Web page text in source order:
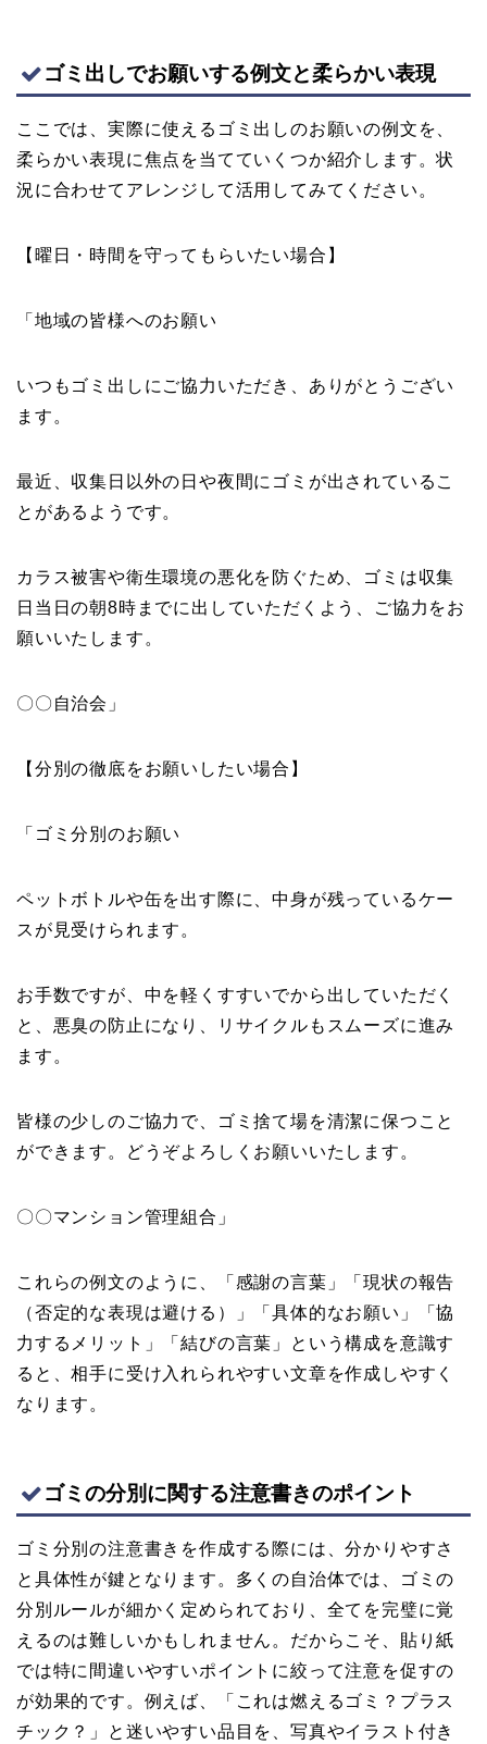
ゴミ出しでお願いする例文と柔らかい表現
ここでは、実際に使えるゴミ出しのお願いの例文を、
柔らかい表現に焦点を当てていくつか紹介します。状
況に合わせてアレンジして活用してみてください。
【曜日・時間を守ってもらいたい場合】
「地域の皆様へのお願い
いつもゴミ出しにご協力いただき、ありがとうござい
ます。
最近、収集日以外の日や夜間にゴミが出されているこ
とがあるようです。
カラス被害や衛生環境の悪化を防ぐため、ゴミは収集
日当日の朝8時までに出していただくよう、ご協力をお
願いいたします。
〇〇自治会」
【分別の徹底をお願いしたい場合】
「ゴミ分別のお願い
ペットボトルや缶を出す際に、中身が残っているケー
スが見受けられます。
お手数ですが、中を軽くすすいでから出していただく
と、悪臭の防止になり、リサイクルもスムーズに進み
ます。
皆様の少しのご協力で、ゴミ捨て場を清潔に保つこと
ができます。どうぞよろしくお願いいたします。
〇〇マンション管理組合」
これらの例文のように、「感謝の言葉」「現状の報告
（否定的な表現は避ける）」「具体的なお願い」「協
力するメリット」「結びの言葉」という構成を意識す
ると、相手に受け入れられやすい文章を作成しやすく
なります。
ゴミの分別に関する注意書きのポイント
ゴミ分別の注意書きを作成する際には、分かりやすさ
と具体性が鍵となります。多くの自治体では、ゴミの
分別ルールが細かく定められており、全てを完璧に覚
えるのは難しいかもしれません。だからこそ、貼り紙
では特に間違いやすいポイントに絞って注意を促すの
が効果的です。例えば、「これは燃えるゴミ？プラス
チック？」と迷いやすい品目を、写真やイラスト付き